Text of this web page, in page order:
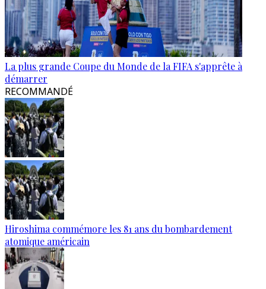
La plus grande Coupe du Monde de la FIFA s'apprête à
démarrer
RECOMMANDÉ
Hiroshima commémore les 81 ans du bombardement
atomique américain